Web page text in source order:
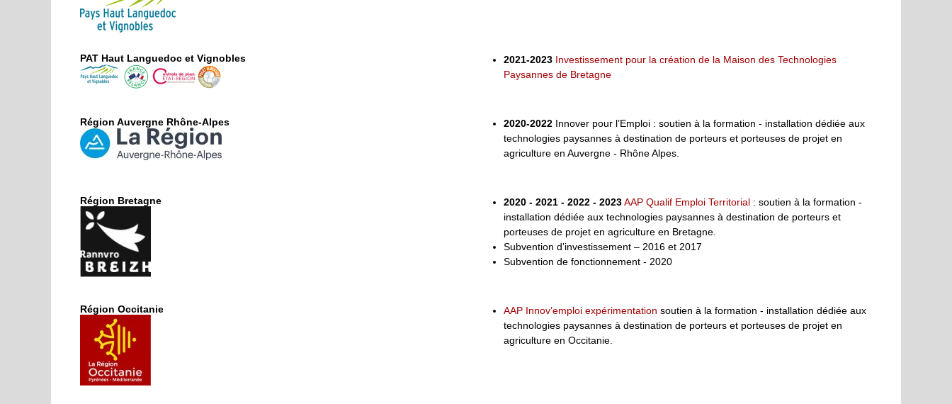
PAT Haut Languedoc et Vignobles 2021-2023 Investissement pour la création de la Maison des Technologies
Paysannes de Bretagne
Région Auvergne Rhône-Alpes 2020-2022 Innover pour l’Emploi : soutien à la formation - installation dédiée aux
technologies paysannes à destination de porteurs et porteuses de projet en
agriculture en Auvergne - Rhône Alpes.
Région Bretagne 2020 - 2021 - 2022 - 2023 AAP Qualif Emploi Territorial : soutien à la formation -
installation dédiée aux technologies paysannes à destination de porteurs et
porteuses de projet en agriculture en Bretagne.
Subvention d’investissement – 2016 et 2017
Subvention de fonctionnement - 2020
Région Occitanie AAP Innov’emploi expérimentation soutien à la formation - installation dédiée aux
technologies paysannes à destination de porteurs et porteuses de projet en
agriculture en Occitanie.